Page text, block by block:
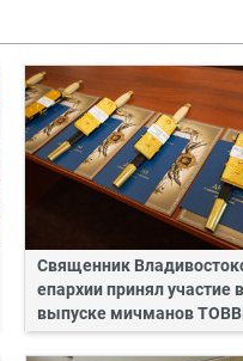
Священник
епархии принял участие в
выпуске мичманов